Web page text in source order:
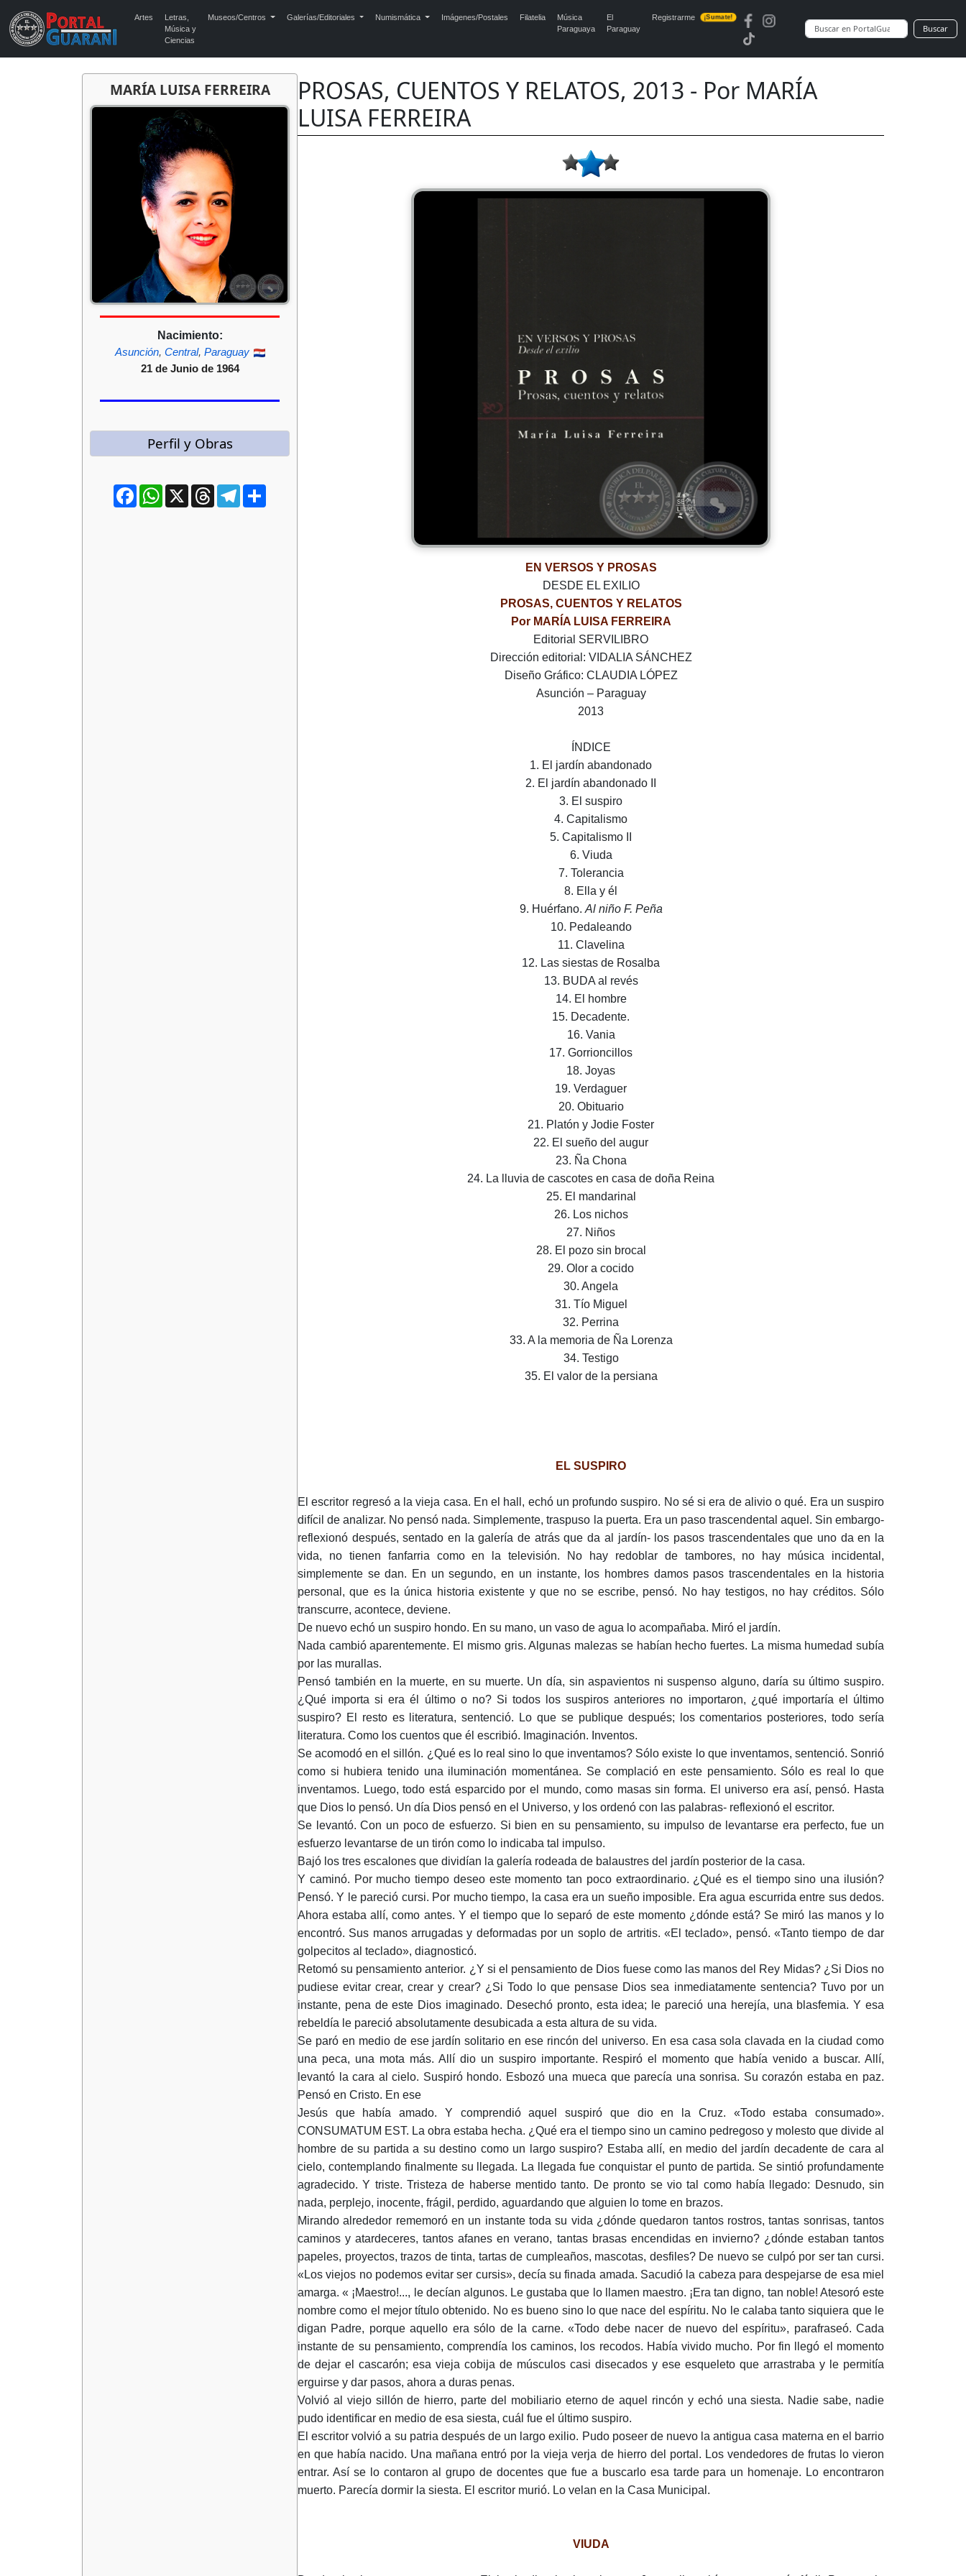
Artes
Letras,
Música y
Ciencias
Museos/Centros Galerías/Editoriales Numismática Imágenes/Postales Filatelia
Música
Paraguaya
El
Paraguay
Registrarme ¡Sumate!
Buscar
MARÍA LUISA FERREIRA
Nacimiento:
Asunción, Central, Paraguay
21 de Junio de 1964
Perfil y Obras
FacebookWhatsApp
X ThreadsTelegram
PROSAS, CUENTOS Y RELATOS, 2013 - Por MARÍA
LUISA FERREIRA
EN VERSOS Y PROSAS
DESDE EL EXILIO
PROSAS, CUENTOS Y RELATOS
Por MARÍA LUISA FERREIRA
Editorial SERVILIBRO
Dirección editorial: VIDALIA SÁNCHEZ
Diseño Gráfico: CLAUDIA LÓPEZ
Asunción – Paraguay
2013
ÍNDICE
1. El jardín abandonado
2. El jardín abandonado II
3. El suspiro
4. Capitalismo
5. Capitalismo II
6. Viuda
7. Tolerancia
8. Ella y él
9. Huérfano. Al niño F. Peña
10. Pedaleando
11. Clavelina
12. Las siestas de Rosalba
13. BUDA al revés
14. El hombre
15. Decadente.
16. Vania
17. Gorrioncillos
18. Joyas
19. Verdaguer
20. Obituario
21. Platón y Jodie Foster
22. El sueño del augur
23. Ña Chona
24. La lluvia de cascotes en casa de doña Reina
25. El mandarinal
26. Los nichos
27. Niños
28. El pozo sin brocal
29. Olor a cocido
30. Angela
31. Tío Miguel
32. Perrina
33. A la memoria de Ña Lorenza
34. Testigo
35. El valor de la persiana
EL SUSPIRO
El escritor regresó a la vieja casa. En el hall, echó un profundo suspiro. No sé si era de alivio o qué. Era un suspiro
difícil de analizar. No pensó nada. Simplemente, traspuso la puerta. Era un paso trascendental aquel. Sin embargo-
reflexionó después, sentado en la galería de atrás que da al jardín- los pasos trascendentales que uno da en la
vida, no tienen fanfarria como en la televisión. No hay redoblar de tambores, no hay música incidental,
simplemente se dan. En un segundo, en un instante, los hombres damos pasos trascendentales en la historia
personal, que es la única historia existente y que no se escribe, pensó. No hay testigos, no hay créditos. Sólo
transcurre, acontece, deviene.
De nuevo echó un suspiro hondo. En su mano, un vaso de agua lo acompañaba. Miró el jardín.
Nada cambió aparentemente. El mismo gris. Algunas malezas se habían hecho fuertes. La misma humedad subía
por las murallas.
Pensó también en la muerte, en su muerte. Un día, sin aspavientos ni suspenso alguno, daría su último suspiro.
¿Qué importa si era él último o no? Si todos los suspiros anteriores no importaron, ¿qué importaría el último
suspiro? El resto es literatura, sentenció. Lo que se publique después; los comentarios posteriores, todo sería
literatura. Como los cuentos que él escribió. Imaginación. Inventos.
Se acomodó en el sillón. ¿Qué es lo real sino lo que inventamos? Sólo existe lo que inventamos, sentenció. Sonrió
como si hubiera tenido una iluminación momentánea. Se complació en este pensamiento. Sólo es real lo que
inventamos. Luego, todo está esparcido por el mundo, como masas sin forma. El universo era así, pensó. Hasta
que Dios lo pensó. Un día Dios pensó en el Universo, y los ordenó con las palabras- reflexionó el escritor.
Se levantó. Con un poco de esfuerzo. Si bien en su pensamiento, su impulso de levantarse era perfecto, fue un
esfuerzo levantarse de un tirón como lo indicaba tal impulso.
Bajó los tres escalones que dividían la galería rodeada de balaustres del jardín posterior de la casa.
Y caminó. Por mucho tiempo deseo este momento tan poco extraordinario. ¿Qué es el tiempo sino una ilusión?
Pensó. Y le pareció cursi. Por mucho tiempo, la casa era un sueño imposible. Era agua escurrida entre sus dedos.
Ahora estaba allí, como antes. Y el tiempo que lo separó de este momento ¿dónde está? Se miró las manos y lo
encontró. Sus manos arrugadas y deformadas por un soplo de artritis. «El teclado», pensó. «Tanto tiempo de dar
golpecitos al teclado», diagnosticó.
Retomó su pensamiento anterior. ¿Y si el pensamiento de Dios fuese como las manos del Rey Midas? ¿Si Dios no
pudiese evitar crear, crear y crear? ¿Si Todo lo que pensase Dios sea inmediatamente sentencia? Tuvo por un
instante, pena de este Dios imaginado. Desechó pronto, esta idea; le pareció una herejía, una blasfemia. Y esa
rebeldía le pareció absolutamente desubicada a esta altura de su vida.
Se paró en medio de ese jardín solitario en ese rincón del universo. En esa casa sola clavada en la ciudad como
una peca, una mota más. Allí dio un suspiro importante. Respiró el momento que había venido a buscar. Allí,
levantó la cara al cielo. Suspiró hondo. Esbozó una mueca que parecía una sonrisa. Su corazón estaba en paz.
Pensó en Cristo. En ese
Jesús que había amado. Y comprendió aquel suspiró que dio en la Cruz. «Todo estaba consumado».
CONSUMATUM EST. La obra estaba hecha. ¿Qué era el tiempo sino un camino pedregoso y molesto que divide al
hombre de su partida a su destino como un largo suspiro? Estaba allí, en medio del jardín decadente de cara al
cielo, contemplando finalmente su llegada. La llegada fue conquistar el punto de partida. Se sintió profundamente
agradecido. Y triste. Tristeza de haberse mentido tanto. De pronto se vio tal como había llegado: Desnudo, sin
nada, perplejo, inocente, frágil, perdido, aguardando que alguien lo tome en brazos.
Mirando alrededor rememoró en un instante toda su vida ¿dónde quedaron tantos rostros, tantas sonrisas, tantos
caminos y atardeceres, tantos afanes en verano, tantas brasas encendidas en invierno? ¿dónde estaban tantos
papeles, proyectos, trazos de tinta, tartas de cumpleaños, mascotas, desfiles? De nuevo se culpó por ser tan cursi.
«Los viejos no podemos evitar ser cursis», decía su finada amada. Sacudió la cabeza para despejarse de esa miel
amarga. « ¡Maestro!..., le decían algunos. Le gustaba que lo llamen maestro. ¡Era tan digno, tan noble! Atesoró este
nombre como el mejor título obtenido. No es bueno sino lo que nace del espíritu. No le calaba tanto siquiera que le
digan Padre, porque aquello era sólo de la carne. «Todo debe nacer de nuevo del espíritu», parafraseó. Cada
instante de su pensamiento, comprendía los caminos, los recodos. Había vivido mucho. Por fin llegó el momento
de dejar el cascarón; esa vieja cobija de músculos casi disecados y ese esqueleto que arrastraba y le permitía
erguirse y dar pasos, ahora a duras penas.
Volvió al viejo sillón de hierro, parte del mobiliario eterno de aquel rincón y echó una siesta. Nadie sabe, nadie
pudo identificar en medio de esa siesta, cuál fue el último suspiro.
El escritor volvió a su patria después de un largo exilio. Pudo poseer de nuevo la antigua casa materna en el barrio
en que había nacido. Una mañana entró por la vieja verja de hierro del portal. Los vendedores de frutas lo vieron
entrar. Así se lo contaron al grupo de docentes que fue a buscarlo esa tarde para un homenaje. Lo encontraron
muerto. Parecía dormir la siesta. El escritor murió. Lo velan en la Casa Municipal.
VIUDA